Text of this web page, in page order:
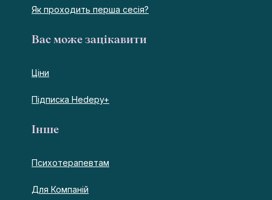
Як проходить перша сесія?
Вас може зацікавити
Ціни
Підписка Hedepy+
Інше
Психотерапевтам
Для Компаній